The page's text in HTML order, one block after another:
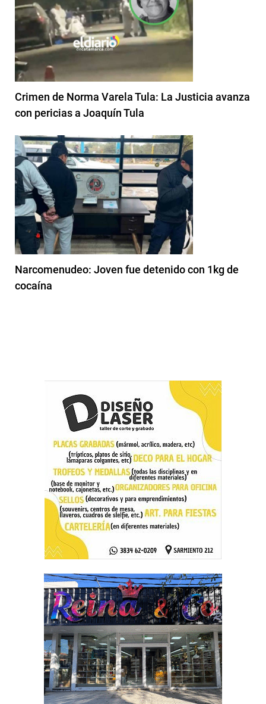
Crimen de Norma Varela Tula: La Justicia avanza
con pericias a Joaquín Tula
Narcomenudeo: Joven fue detenido con 1kg de
cocaína